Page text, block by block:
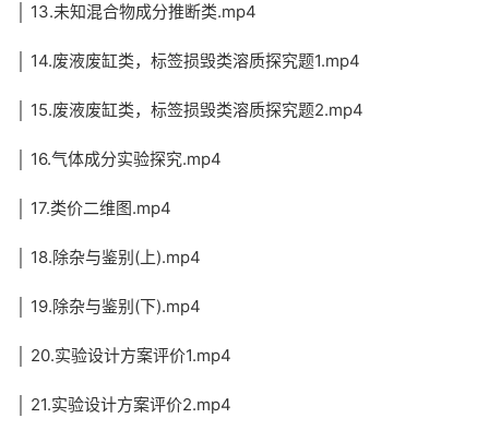
│ 13.未知混合物成分推断类.mp4
│ 14.废液废缸类，标签损毁类溶质探究题1.mp4
│ 15.废液废缸类，标签损毁类溶质探究题2.mp4
│ 16.气体成分实验探究.mp4
│ 17.类价二维图.mp4
│ 18.除杂与鉴别(上).mp4
│ 19.除杂与鉴别(下).mp4
│ 20.实验设计方案评价1.mp4
│ 21.实验设计方案评价2.mp4